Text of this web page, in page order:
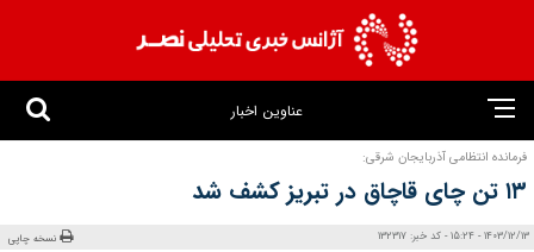
عناوین اخبار
فرمانده انتظامی آذربایجان‌ شرقی:
۱۳ تن چای قاچاق در تبریز کشف شد
1403/12/13 - 15:24 - کد خبر: 132317 نسخه چاپی